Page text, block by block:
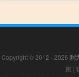
Copyright © 2012 - 2026 利
图 |